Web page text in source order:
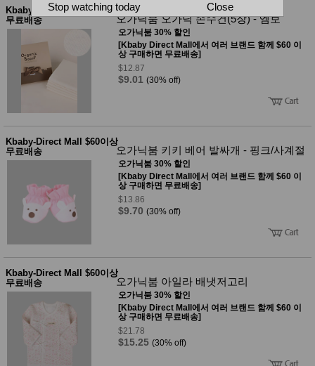
업
헤어케
바디케
어/향수
남성화
장품
전
자
주방가
전
계절/생
활가전
명품식
기브랜
드
기
조리용
품
주방소
품
공식품
쌀/잡곡/
면류
양념/소
Stop watching today Close
Kbaby-Direct Mall $60이상
무료배송
오가닉붐 오가닉 손수건(5장) - 엠보
오가닉붐 30% 할인
[Kbaby Direct Mall에서 여러 브랜드 함께 $60 이
상 구매하면 무료배송]
$12.87
$9.01 (30% off)
Kbaby-Direct Mall $60이상
무료배송
오가닉붐 키키 베어 발싸개 - 핑크/사계절
오가닉붐 30% 할인
[Kbaby Direct Mall에서 여러 브랜드 함께 $60 이
상 구매하면 무료배송]
$13.86
$9.70 (30% off)
Kbaby-Direct Mall $60이상
무료배송
오가닉붐 아일라 배냇저고리
오가닉붐 30% 할인
[Kbaby Direct Mall에서 여러 브랜드 함께 $60 이
상 구매하면 무료배송]
$21.78
$15.25 (30% off)